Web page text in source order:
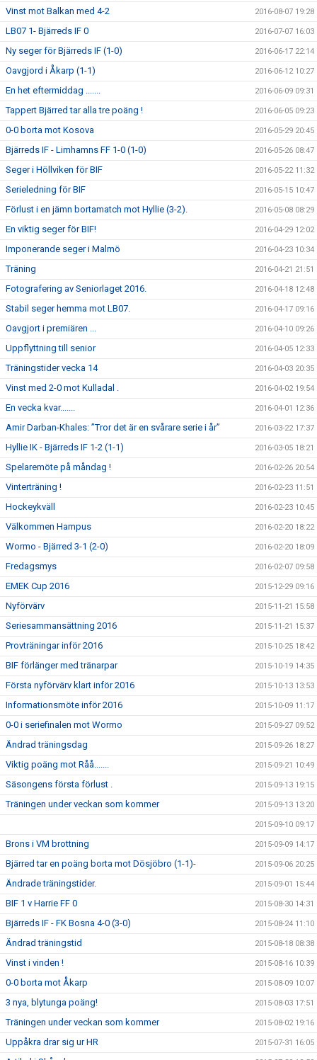
Vinst mot Balkan med 4-2 2016-08-07 19:28
LB07 1- Bjärreds IF 0 2016-07-07 16:03
Ny seger för Bjärreds IF (1-0) 2016-06-17 22:14
Oavgjord i Åkarp (1-1) 2016-06-12 10:27
En het eftermiddag ....... 2016-06-09 09:31
Tappert Bjärred tar alla tre poäng ! 2016-06-05 09:23
0-0 borta mot Kosova 2016-05-29 20:45
Bjärreds IF - Limhamns FF 1-0 (1-0) 2016-05-26 08:47
Seger i Höllviken för BIF 2016-05-22 11:32
Serieledning för BIF 2016-05-15 10:47
Förlust i en jämn bortamatch mot Hyllie (3-2). 2016-05-08 08:29
En viktig seger för BIF! 2016-04-29 12:02
Imponerande seger i Malmö 2016-04-23 10:34
Träning 2016-04-21 21:51
Fotografering av Seniorlaget 2016. 2016-04-18 12:48
Stabil seger hemma mot LB07. 2016-04-17 09:16
Oavgjort i premiären ... 2016-04-10 09:26
Uppflyttning till senior 2016-04-05 12:33
Träningstider vecka 14 2016-04-03 20:35
Vinst med 2-0 mot Kulladal . 2016-04-02 19:54
En vecka kvar....... 2016-04-01 12:36
Amir Darban-Khales: ”Tror det är en svårare serie i år” 2016-03-22 17:37
Hyllie IK - Bjärreds IF 1-2 (1-1) 2016-03-05 18:21
Spelaremöte på måndag ! 2016-02-26 20:54
Vinterträning ! 2016-02-23 11:51
Hockeykväll 2016-02-23 10:45
Välkommen Hampus 2016-02-20 18:22
Wormo - Bjärred 3-1 (2-0) 2016-02-20 18:09
Fredagsmys 2016-02-07 09:58
EMEK Cup 2016 2015-12-29 09:16
Nyförvärv 2015-11-21 15:58
Seriesammansättning 2016 2015-11-21 15:37
Provträningar inför 2016 2015-10-25 18:42
BIF förlänger med tränarpar 2015-10-19 14:35
Första nyförvärv klart inför 2016 2015-10-13 13:53
Informationsmöte inför 2016 2015-10-09 11:17
0-0 i seriefinalen mot Wormo 2015-09-27 09:52
Ändrad träningsdag 2015-09-26 18:27
Viktig poäng mot Råå....... 2015-09-21 10:49
Säsongens första förlust . 2015-09-13 19:15
Träningen under veckan som kommer 2015-09-13 13:20
2015-09-10 09:17
Brons i VM brottning 2015-09-09 14:17
Bjärred tar en poäng borta mot Dösjöbro (1-1)- 2015-09-06 20:25
Ändrade träningstider. 2015-09-01 15:44
BIF 1 v Harrie FF 0 2015-08-30 14:31
Bjärreds IF - FK Bosna 4-0 (3-0) 2015-08-24 11:10
Ändrad träningstid 2015-08-18 08:38
Vinst i vinden ! 2015-08-16 10:39
0-0 borta mot Åkarp 2015-08-09 10:07
3 nya, blytunga poäng! 2015-08-03 17:51
Träningen under veckan som kommer 2015-08-02 19:16
Uppåkra drar sig ur HR 2015-07-31 16:05